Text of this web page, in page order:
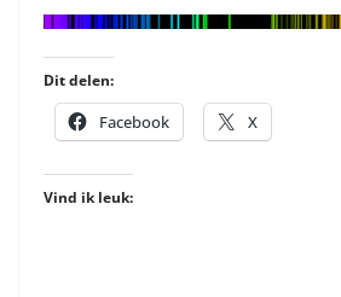
Dit delen:
Facebook X
Vind ik leuk: